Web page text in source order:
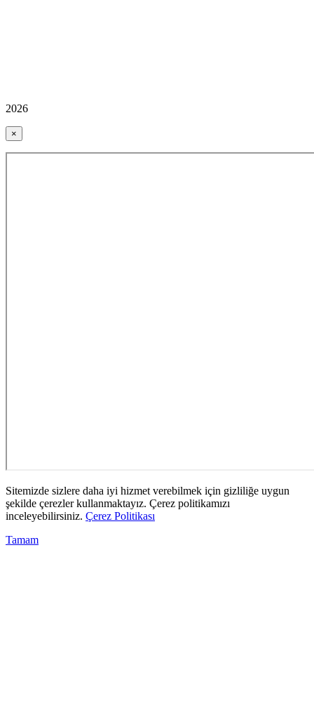
2026
×
Sitemizde sizlere daha iyi hizmet verebilmek için gizliliğe uygun
şekilde çerezler kullanmaktayız. Çerez politikamızı
inceleyebilirsiniz. Çerez Politikası
Tamam